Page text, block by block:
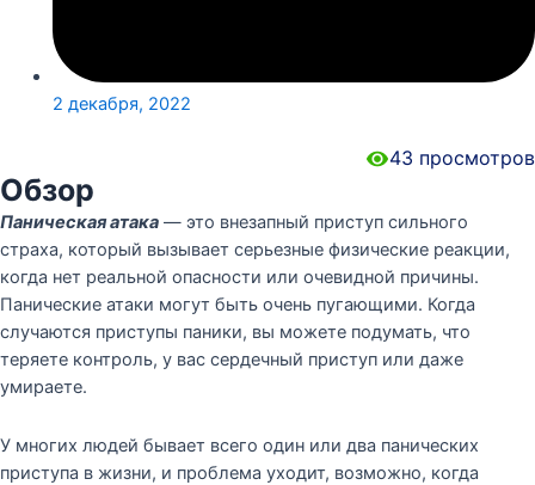
2 декабря, 2022
43 просмотров
Обзор
Паническая атака — это внезапный приступ сильного
страха, который вызывает серьезные физические реакции,
когда нет реальной опасности или очевидной причины.
Панические атаки могут быть очень пугающими. Когда
случаются приступы паники, вы можете подумать, что
теряете контроль, у вас сердечный приступ или даже
умираете.
У многих людей бывает всего один или два панических
приступа в жизни, и проблема уходит, возможно, когда